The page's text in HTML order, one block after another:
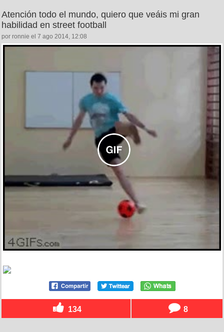
Atención todo el mundo, quiero que veáis mi gran
habilidad en street football
por ronnie el 7 ago 2014, 12:08
134 8